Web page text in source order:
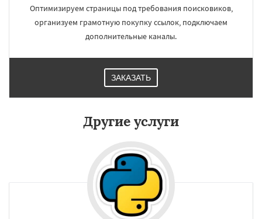
Оптимизируем страницы под требования поисковиков,
организуем грамотную покупку ссылок, подключаем
дополнительные каналы.
ЗАКАЗАТЬ
Другие услуги